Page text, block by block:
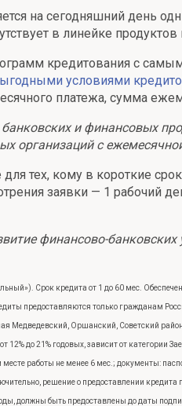
на сегодняшний день
в линейке продуктов
кредитования с
условиями
платежа, сумма
и финансовых
организаций с
для тех, кому в короткие
заявки — 1 рабочий
финансово-банковских
Срок кредита от 1 до 60 мес.
предоставляются только гражданам
Медведевский, Оршанский, Советский
до 21% годовых, зависит от категории
работы не менее 6 мес.; документы:
решение о предоставлении
должны быть предоставлены до даты